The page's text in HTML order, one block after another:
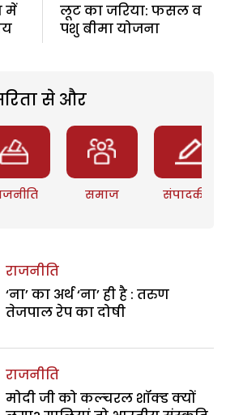
में
लूट का जरिया: फसल व
पशु बीमा योजना
से और
समाज संपादकीय
राजनीति
‘ना’ का अर्थ ‘ना’ ही है : तरुण
तेजपाल रेप का दोषी
राजनीति
मोदी जी को कल्चरल शॉक्ड क्यों